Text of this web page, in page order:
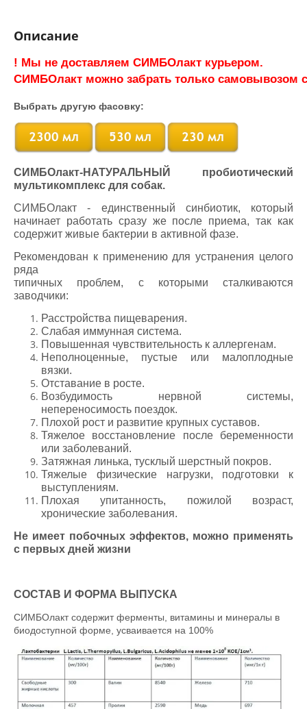
Описание
! Мы не доставляем СИМБОлакт курьером.
СИМБОлакт можно забрать только самовывозом
Выбрать другую фасовку:
СИМБОлакт-НАТУРАЛЬНЫЙ пробиотический
мультикомплекс для собак.
СИМБОлакт - единственный синбиотик, который
начинает работать сразу же после приема, так как
содержит живые бактерии в активной фазе.
Рекомендован к применению для устранения целого
ряда
типичных проблем, с которыми сталкиваются
заводчики:
Расстройства пищеварения.
Слабая иммунная система.
Повышенная чувствительность к аллергенам.
Неполноценные, пустые или малоплодные
вязки.
Отставание в росте.
Возбудимость нервной системы,
непереносимость поездок.
Плохой рост и развитие крупных суставов.
Тяжелое восстановление после беременности
или заболеваний.
Затяжная линька, тусклый шерстный покров.
Тяжелые физические нагрузки, подготовки к
выступлениям.
Плохая упитанность, пожилой возраст,
хронические заболевания.
Hе имеет побочных эффектов, можно применять
с первых дней жизни
СОСТАВ И ФОРМА ВЫПУСКА
СИМБОлакт содержит ферменты, витамины и минералы в
биодоступной форме, усваивается на 100%